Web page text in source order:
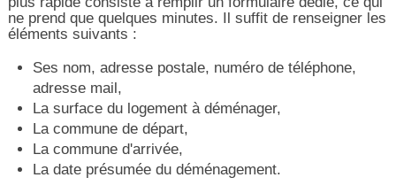
ne prend que quelques minutes. Il suffit de renseigner les
éléments suivants :
Ses nom, adresse postale, numéro de téléphone,
adresse mail,
La surface du logement à déménager,
La commune de départ,
La commune d'arrivée,
La date présumée du déménagement.